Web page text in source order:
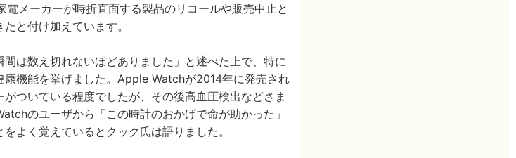
電メーカーが時折直面する製品のリコールや販売中止と
と付け加えています。
は数え切れないほどありました」と述べた上で、特に
機能を挙げました。Apple Watchが2014年に発売され
ついている程度でしたが、その後高血圧検出などさま
のユーザから「この時計のおかげで命が助かった」
よく覚えているとクック氏は語りました。